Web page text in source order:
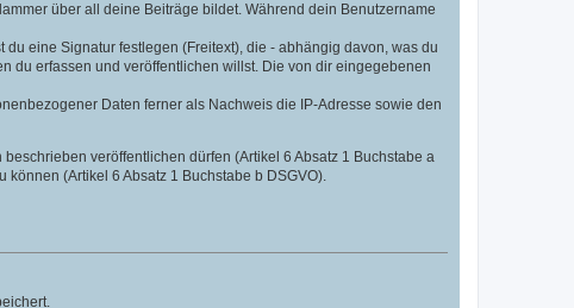
über all deine Beiträge bildet. Während dein Benutzername
eine Signatur festlegen (Freitext), die - abhängig davon, was du
du erfassen und veröffentlichen willst. Die von dir eingegebenen
Daten ferner als Nachweis die IP-Adresse sowie den
veröffentlichen dürfen (Artikel 6 Absatz 1 Buchstabe a
(Artikel 6 Absatz 1 Buchstabe b DSGVO).